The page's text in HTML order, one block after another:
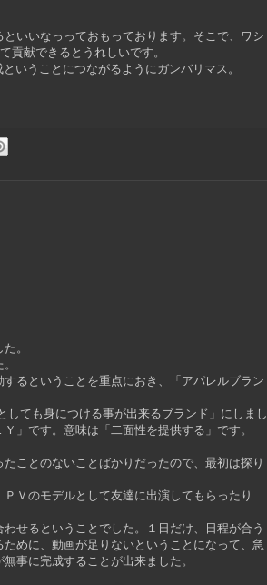
いいなっっておもっております。そこで、ワシ
貢献できるとうれしいです。
いうことにつながるようにガンバリマス。
。
るということを重点におき、「アパレルブラン
ても身につける事が出来るブランド」にしまし
」です。意味は「二面性を提供する」です。
ことのないことばかりだったので、最初は探り
Ｖのモデルとして友達に出演してもらったり
せるということでした。１日だけ、日程が合う
めに、動画が足りないということになって、急
事に完成することが出来ました。